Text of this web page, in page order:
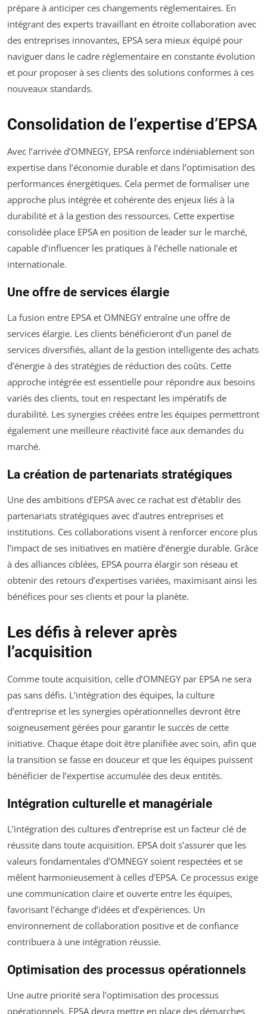
prépare à anticiper ces changements réglementaires. En
intégrant des experts travaillant en étroite collaboration avec
des entreprises innovantes, EPSA sera mieux équipé pour
naviguer dans le cadre réglementaire en constante évolution
et pour proposer à ses clients des solutions conformes à ces
nouveaux standards.
Consolidation de l’expertise d’EPSA
Avec l’arrivée d’OMNEGY, EPSA renforce indéniablement son
expertise dans l’économie durable et dans l’optimisation des
performances énergétiques. Cela permet de formaliser une
approche plus intégrée et cohérente des enjeux liés à la
durabilité et à la gestion des ressources. Cette expertise
consolidée place EPSA en position de leader sur le marché,
capable d’influencer les pratiques à l’échelle nationale et
internationale.
Une offre de services élargie
La fusion entre EPSA et OMNEGY entraîne une offre de
services élargie. Les clients bénéficieront d’un panel de
services diversifiés, allant de la gestion intelligente des achats
d’énergie à des stratégies de réduction des coûts. Cette
approche intégrée est essentielle pour répondre aux besoins
variés des clients, tout en respectant les impératifs de
durabilité. Les synergies créées entre les équipes permettront
également une meilleure réactivité face aux demandes du
marché.
La création de partenariats stratégiques
Une des ambitions d’EPSA avec ce rachat est d’établir des
partenariats stratégiques avec d’autres entreprises et
institutions. Ces collaborations visent à renforcer encore plus
l’impact de ses initiatives en matière d’énergie durable. Grâce
à des alliances ciblées, EPSA pourra élargir son réseau et
obtenir des retours d’expertises variées, maximisant ainsi les
bénéfices pour ses clients et pour la planète.
Les défis à relever après
l’acquisition
Comme toute acquisition, celle d’OMNEGY par EPSA ne sera
pas sans défis. L’intégration des équipes, la culture
d’entreprise et les synergies opérationnelles devront être
soigneusement gérées pour garantir le succès de cette
initiative. Chaque étape doit être planifiée avec soin, afin que
la transition se fasse en douceur et que les équipes puissent
bénéficier de l’expertise accumulée des deux entités.
Intégration culturelle et managériale
L’intégration des cultures d’entreprise est un facteur clé de
réussite dans toute acquisition. EPSA doit s’assurer que les
valeurs fondamentales d’OMNEGY soient respectées et se
mêlent harmonieusement à celles d’EPSA. Ce processus exige
une communication claire et ouverte entre les équipes,
favorisant l’échange d’idées et d’expériences. Un
environnement de collaboration positive et de confiance
contribuera à une intégration réussie.
Optimisation des processus opérationnels
Une autre priorité sera l’optimisation des processus
opérationnels. EPSA devra mettre en place des démarches